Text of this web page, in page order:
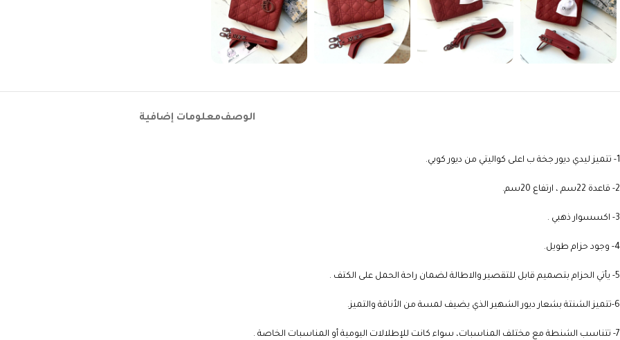
الوصفمعلومات إضافية
1- تتميز ليدي ديور جخة ب اعلى كواليتي من ديور كوبي.
2- قاعدة 22سم ، ارتفاع 20سم.
3- اكسسوار ذهبي .
4- وجود حزام طويل.
5- يأتي الحزام بتصميم قابل للتقصير والاطالة لضمان راحة الحمل على الكتف .
6-تتميز الشنتة بشعار ديور الشهير الذي يضيف لمسة من الأناقة والتميز.
7- تتناسب الشنطة مع مختلف المناسبات، سواء كانت للإطلالات اليومية أو المناسبات الخاصة .